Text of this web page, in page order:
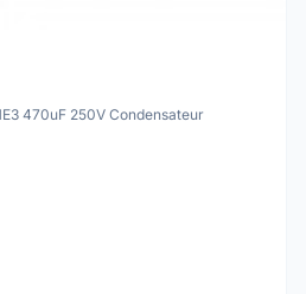
470uF 250V Condensateur